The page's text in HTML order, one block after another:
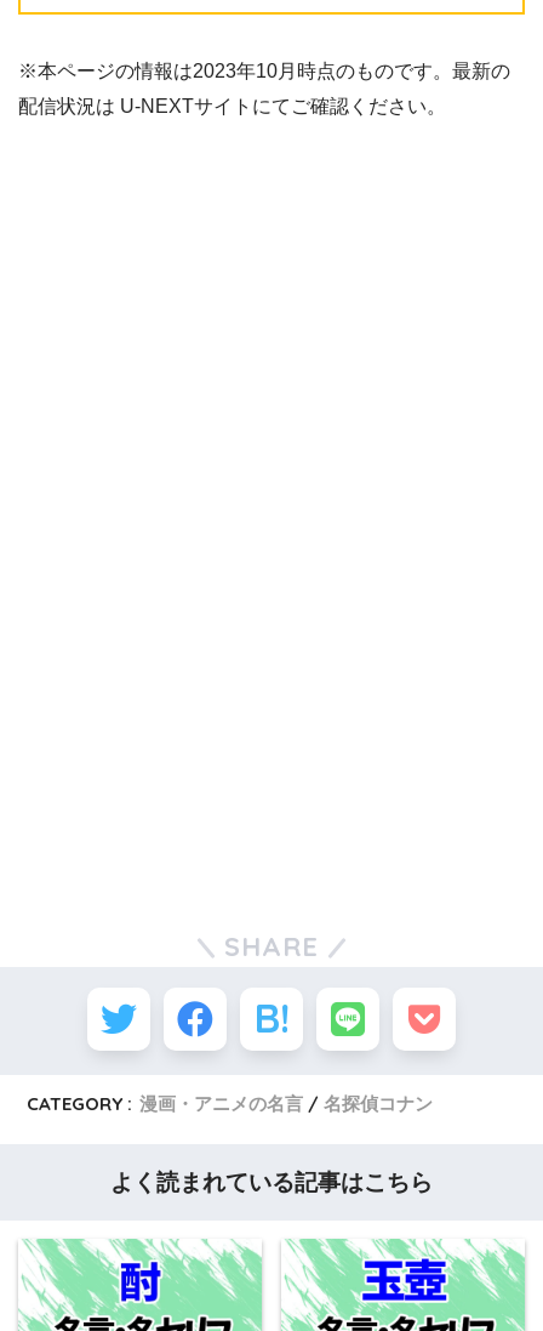
※本ページの情報は2023年10月時点のものです。最新の
配信状況は U-NEXTサイトにてご確認ください。
SHARE
CATEGORY : 漫画・アニメの名言 名探偵コナン
よく読まれている記事はこちら